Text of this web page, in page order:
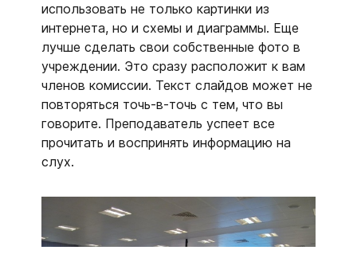
использовать не только картинки из
интернета, но и схемы и диаграммы. Еще
лучше сделать свои собственные фото в
учреждении. Это сразу расположит к вам
членов комиссии. Текст слайдов может не
повторяться точь-в-точь с тем, что вы
говорите. Преподаватель успеет все
прочитать и воспринять информацию на
слух.